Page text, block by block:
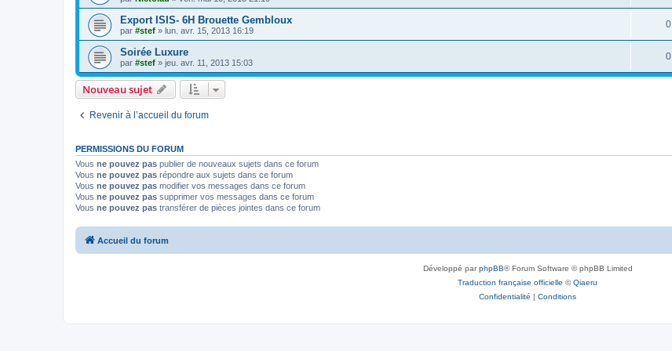
Export ISIS- 6H Brouette Gembloux
par #stef » lun. avr. 15, 2013 16:19
0
Soirée Luxure
par #stef » jeu. avr. 11, 2013 15:03
0
Nouveau sujet
Revenir à l’accueil du forum
PERMISSIONS DU FORUM
Vous ne pouvez pas publier de nouveaux sujets dans ce forum
Vous ne pouvez pas répondre aux sujets dans ce forum
Vous ne pouvez pas modifier vos messages dans ce forum
Vous ne pouvez pas supprimer vos messages dans ce forum
Vous ne pouvez pas transférer de pièces jointes dans ce forum
Accueil du forum
Développé parphpBB® Forum Software © phpBB Limited
Traduction française officielle ©Qiaeru
Confidentialité | Conditions